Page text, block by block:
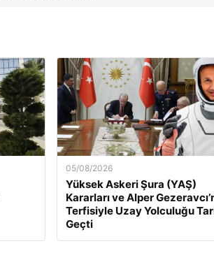
05/08/2026
Yüksek Askeri Şura (YAŞ)
Kararları ve Alper
Terfisiyle Uzay Yolculuğu
Geçti